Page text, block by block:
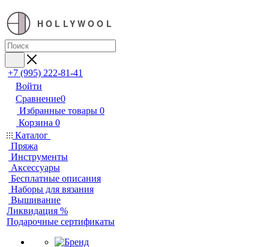
HOLLYWOOL
+7 (995) 222-81-41
Войти
Сравнение0
Избранные товары 0
Корзина 0
Каталог
Пряжа
Инструменты
Аксессуары
Бесплатные описания
Наборы для вязания
Вышивание
Ликвидация %
Подарочные сертификаты